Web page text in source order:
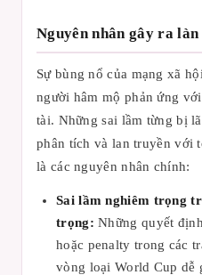
Nguyên nhân gây ra
Sự bùng nổ của mạng xã
người hâm mộ phản ứng
tài. Những sai lầm từng bị
phân tích và lan truyền với
là các nguyên nhân chính:
Sai lầm nghiêm trọng
trọng: Những quyết
hoặc penalty trong các
vòng loại World Cup dễ